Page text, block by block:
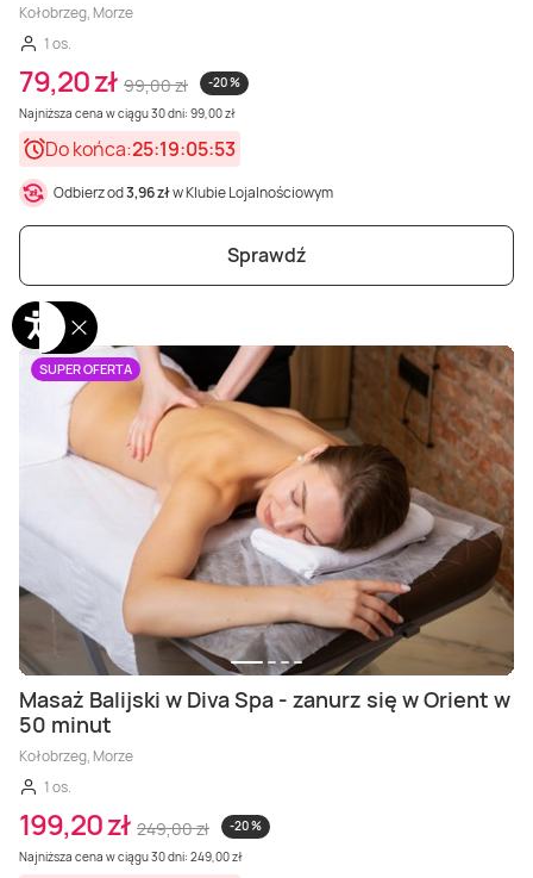
Kołobrzeg, Morze
1 os.
79,20 zł 99,00 zł
-20 %
Najniższa cena w ciągu 30 dni: 99,00 zł
Do końca:25:19:05:51
Odbierz od3,96 złw Klubie Lojalnościowym
Sprawdź
SUPER OFERTA
Masaż Balijski w Diva Spa - zanurz się w Orient w
50 minut
Kołobrzeg, Morze
1 os.
199,20 zł 249,00 zł
-20 %
Najniższa cena w ciągu 30 dni: 249,00 zł